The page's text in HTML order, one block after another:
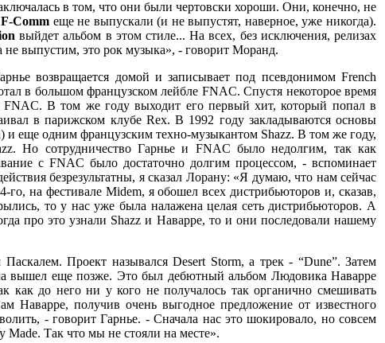
в том, что они были чертовски хороши. Они, конечно, не
F-Comm еще не выпускали (и не выпустят, наверное, уже никогда).
выйдет альбом в этом стиле... На всех, без исключения, релизах
не выпустим, это рок музыка», - говорит Моранд.
возвращается домой и записывает под псевдонимом French
в большом французском лейбле FNAC. Спустя некоторое время
В том же году выходит его первый хит, который попал в
в парижском клубе Rex. В 1992 году закладываются основы
и еще одним французским техно-музыкантом Shazz. В том же году,
Но сотрудничество Гарнье и FNAC было недолгим, так как
с FNAC было достаточно долгим процессом, - вспоминает
безрезультатны, я сказал Лорану: «Я думаю, что нам сейчас
на фестивале Midem, я обошел всех дистрибьюторов и, сказав,
то у нас уже была налажена целая сеть дистрибьюторов. А
про это узнали Shazz и Наварре, то и они последовали нашему
Проект назывался Desert Storm, а трек - “Dune”. Затем
вышел еще позже. Это был дебютный альбом Людовика Наварре
как до него ни у кого не получалось так органично смешивать
Наварре, получив очень выгодное предложение от известного
- говорит Гарнье. - Сначала нас это шокировало, но совсем
Так что мы не стояли на месте».